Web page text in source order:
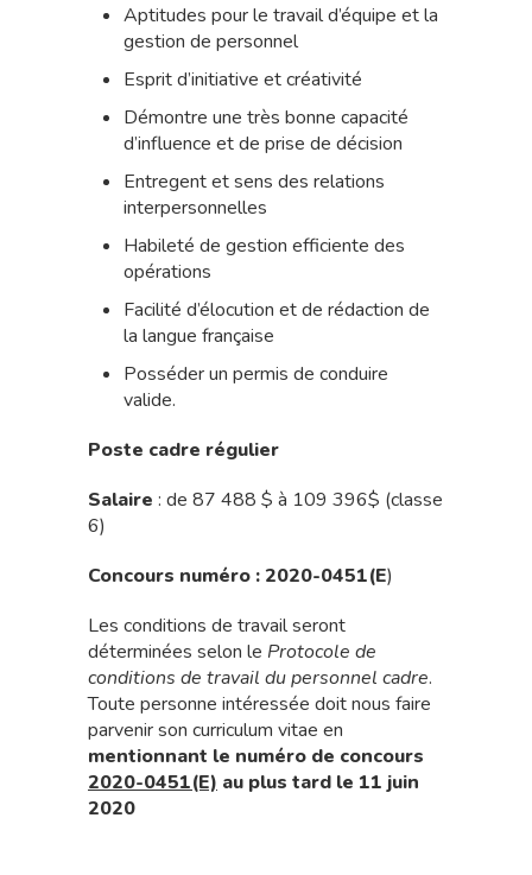
Aptitudes pour le travail d’équipe et la
gestion de personnel
Esprit d’initiative et créativité
Démontre une très bonne capacité
d’influence et de prise de décision
Entregent et sens des relations
interpersonnelles
Habileté de gestion efficiente des
opérations
Facilité d’élocution et de rédaction de
la langue française
Posséder un permis de conduire
valide.
Poste cadre régulier
Salaire : de 87 488 $ à 109 396$ (classe
6)
Concours numéro : 2020-0451(E)
Les conditions de travail seront
déterminées selon le Protocole de
conditions de travail du personnel cadre.
Toute personne intéressée doit nous faire
parvenir son curriculum vitae en
mentionnant le numéro de concours
2020-0451(E) au plus tard le 11 juin
2020